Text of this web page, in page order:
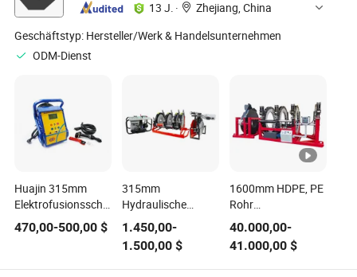
13 J. ·
Zhejiang, China
Geschäftstyp: Hersteller/Werk & Handelsunternehmen
ODM-Dienst
Huajin 315mm
Elektrofusionsschweißmaschine
für HDPE-
Rohre/Gas- und
Wasserleitungen/OEM
ODM
470,00-500,00 $
315mm
Hydraulische
Muffenschweißmaschine
für HDPE PE PP
Kunststoffrohre/
3"-12"H Zoll
1.450,00-
1.500,00$
1600mm HDPE, PE
Rohr
Rohrverbindung
Huajin Schweißer
Automatische
40.000,00-
41.000,00$